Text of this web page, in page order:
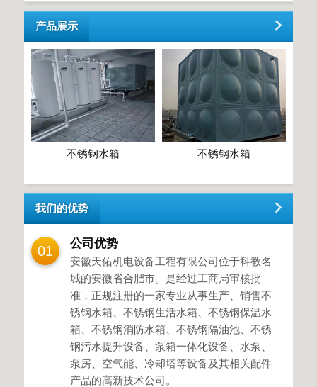
产品展示
不锈钢水箱 不锈钢水箱
我们的优势
01 公司优势
安徽天佑机电设备工程有限公司位于科教名
城的安徽省合肥市。是经过工商局审核批
准，正规注册的一家专业从事生产、销售不
锈钢水箱、不锈钢生活水箱、不锈钢保温水
箱、不锈钢消防水箱、不锈钢隔油池、不锈
钢污水提升设备、泵箱一体化设备、水泵、
泵房、空气能、冷却塔等设备及其相关配件
产品的高新技术公司。